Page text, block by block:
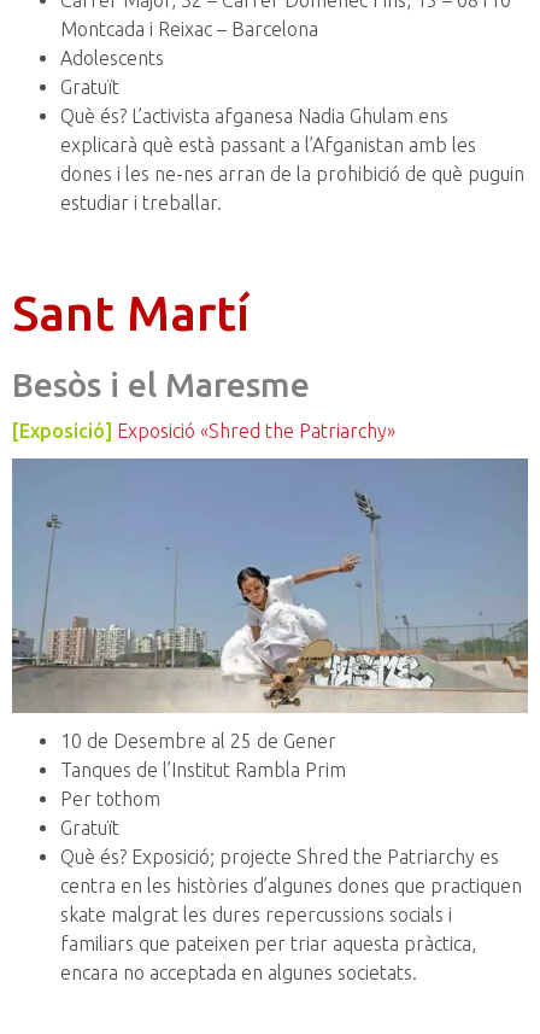
Montcada i Reixac – Barcelona
Adolescents
Gratuït
Què és? L’activista afganesa Nadia Ghulam ens
explicarà què està passant a l’Afganistan amb les
dones i les ne-nes arran de la prohibició de què puguin
estudiar i treballar.
Sant Martí
Besòs i el Maresme
[Exposició] Exposició «Shred the Patriarchy»
10 de Desembre al 25 de Gener
Tanques de l’Institut Rambla Prim
Per tothom
Gratuït
Què és? Exposició; projecte Shred the Patriarchy es
centra en les històries d’algunes dones que practiquen
skate malgrat les dures repercussions socials i
familiars que pateixen per triar aquesta pràctica,
encara no acceptada en algunes societats.